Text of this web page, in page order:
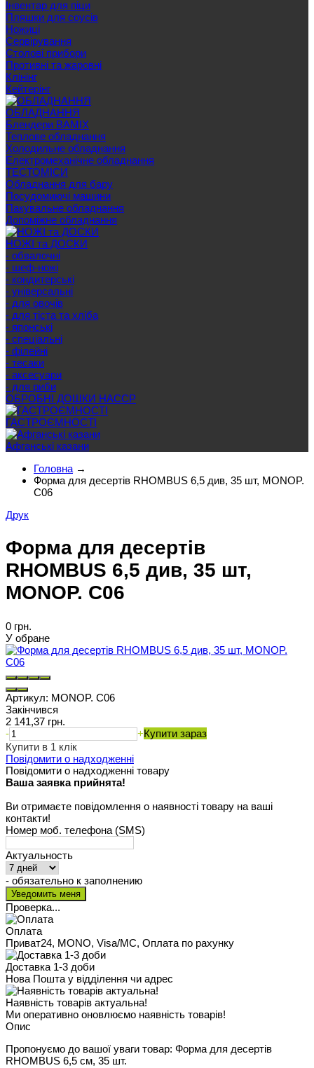
Інвентар для піци
Пляшки для соусів
Ножиці
Сервірування
Cтолові прибори
Противні та жаровні
Клінінг
Кейтерінг
ОБЛАДНАННЯ
Блендери BAMIX
Теплове обладнання
Холодильне обладнання
Електромеханічне обладнання
ТЕСТОМІСИ
Обладнання для бару
Посудомиючі машини
Пакувальне обладнання
Допоміжне обладнання
НОЖІ та ДОСКИ
- обвалочні
- шеф-ножі
- кондитерські
- універсальні
- для овочів
- для тіста та хліба
- японські
- спеціальні
- філейні
- тесаки
- аксесуари
- для риби
ОБРОБНІ ДОШКИ HACCP
ГАСТРОЄМНОСТІ
Афганські казани
Головна →
Форма для десертів RHOMBUS 6,5 див, 35 шт, MONOP.
C06
Друк
Форма для десертів
RHOMBUS 6,5 див, 35 шт,
MONOP. C06
0 грн.
У обране
Артикул: MONOP. C06
Закінчився
2 141,37 грн.
-
+Купити зараз
Купити в 1 клік
Повідомити о надходженні
Повідомити о надходженні товару
Ваша заявка прийнята!
Ви отримаєте повідомлення о наявності товару на ваші
контакти!
Номер моб. телефона (SMS)
Актуальность
- обязательно к заполнению
Проверка...
Оплата
Приват24, MONO, Visa/MC, Оплата по рахунку
Доставка 1-3 доби
Нова Пошта у відділення чи адрес
Наявність товарів актуальна!
Ми оперативно оновлюємо наявність товарів!
Опис
Пропонуємо до вашої уваги товар: Форма для десертів
RHOMBUS 6,5 см, 35 шт.